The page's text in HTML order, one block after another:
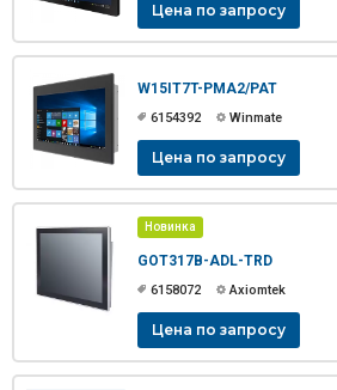
Цена по запросу
W15IT7T-PMA2/PAT
6154392 Winmate
Цена по запросу
Новинка
GOT317B-ADL-TRD
6158072 Axiomtek
Цена по запросу